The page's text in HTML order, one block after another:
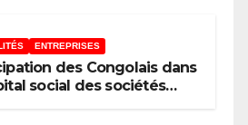
ENTREPRISES
des Congolais dans
social des sociétés